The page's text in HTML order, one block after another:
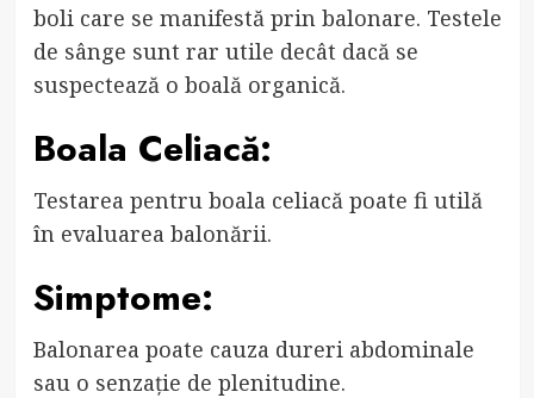
boli care se manifestă prin balonare. Testele
de sânge sunt rar utile decât dacă se
suspectează o boală organică.
Boala Celiacă:
Testarea pentru boala celiacă poate fi utilă
în evaluarea balonării.
Simptome:
Balonarea poate cauza dureri abdominale
sau o senzație de plenitudine.